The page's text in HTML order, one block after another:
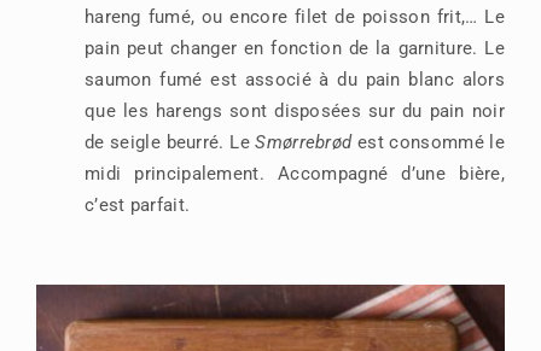
hareng fumé, ou encore filet de poisson frit,… Le
pain peut changer en fonction de la garniture. Le
saumon fumé est associé à du pain blanc alors
que les harengs sont disposées sur du pain noir
de seigle beurré. LeSmørrebrødest consommé le
midi principalement. Accompagné d’une bière,
c’est parfait.